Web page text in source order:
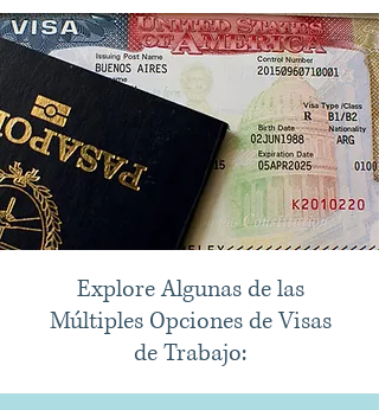
Explore Algunas de las
Múltiples Opciones de Visas
de Trabajo: